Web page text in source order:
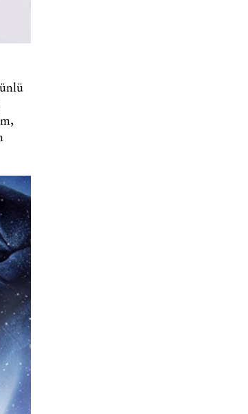
ilişkin reklam, tanıtım, pazarlama ve
amaçlı her türlü e-bülten/ ticari
gönderiminin e-posta yoluyla tarafıma
onay ve bu kapsamda/ amaçla ad/ soyad
verilerimin işlenmesine açık rıza